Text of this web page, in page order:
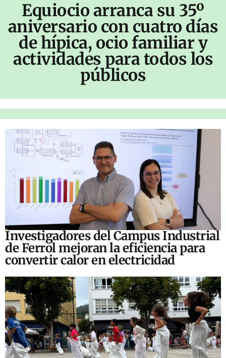
Equiocio arranca su 35º
aniversario con cuatro días
de hípica, ocio familiar y
actividades para todos los
públicos
Investigadores del Campus Industrial
de Ferrol mejoran la eficiencia para
convertir calor en electricidad